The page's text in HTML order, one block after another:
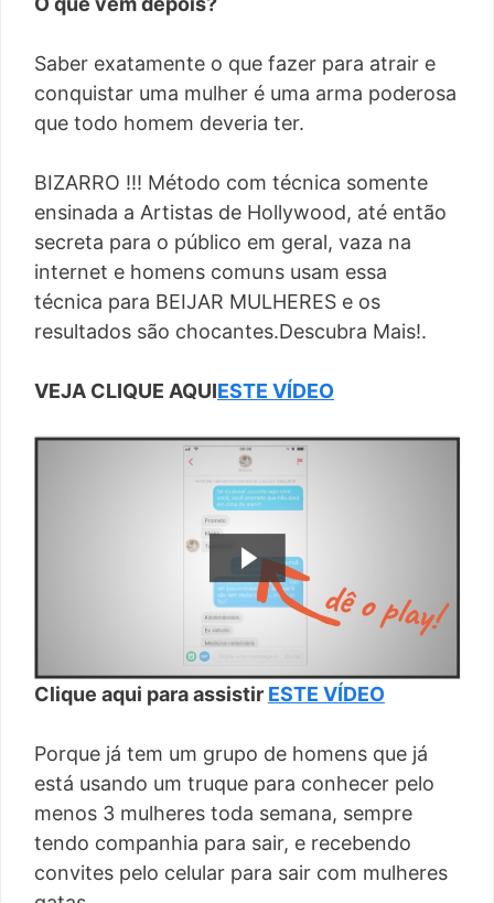
Saber exatamente o que fazer para atrair e
conquistar uma mulher é uma arma poderosa
que todo homem deveria ter.
BIZARRO !!! Método com técnica somente
ensinada a Artistas de Hollywood, até então
secreta para o público em geral, vaza na
internet e homens comuns usam essa
técnica para BEIJAR MULHERES e os
resultados são chocantes.Descubra Mais!.
VEJA CLIQUE AQUIESTE VÍDEO
Clique aqui para assistir ESTE VÍDEO
Porque já tem um grupo de homens que já
está usando um truque para conhecer pelo
menos 3 mulheres toda semana, sempre
tendo companhia para sair, e recebendo
convites pelo celular para sair com mulheres